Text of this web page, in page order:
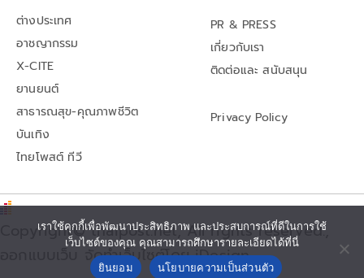
ต่างประเทศ
อาชญากรรม
X-CITE
ยานยนต์
สาธารณสุข-คุณภาพชีวิต
บันเทิง
ไทยโพสต์ ทีวี
PR & PRESS
เกี่ยวกับเรา
ติดต่อและ สนับสนุน
Privacy Policy
Copyright© thaipost.net, All rights reserved.,
ออกแบบเว็บ จัดทำเว็บไซต์โดย iDesign
เราใช้คุกกี้เพื่อพัฒนาประสิทธิภาพ และประสบการณ์ที่ดีในการใช้
เว็บไซต์ของคุณ คุณสามารถศึกษารายละเอียดได้ที่นี่
ยินยอม
นโยบายความเป็นส่วนตัว